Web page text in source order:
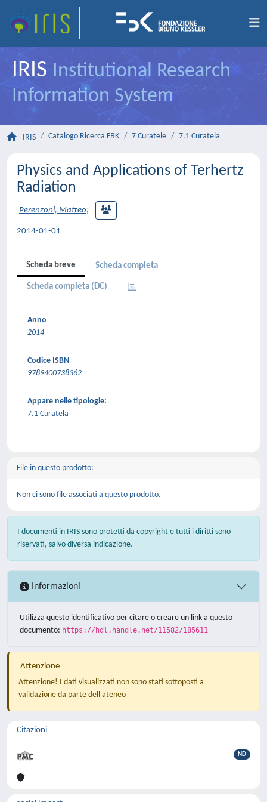
IRIS Institutional Research
Information System
IRIS Catalogo Ricerca FBK 7 Curatele 7.1 Curatela
Physics and Applications of Terhertz
Radiation
Perenzoni, Matteo;
2014-01-01
Scheda breve Scheda completa
Scheda completa (DC)
Anno
2014
Codice ISBN
9789400738362
Appare nelle tipologie:
7.1 Curatela
File in questo prodotto:
Non ci sono file associati a questo prodotto.
I documenti in IRIS sono protetti da copyright e tutti i diritti sono
riservati, salvo diversa indicazione.
Informazioni
Utilizza questo identificativo per citare o creare un link a questo
documento: https://hdl.handle.net/11582/185611
Attenzione
Attenzione! I dati visualizzati non sono stati sottoposti a
validazione da parte dell'ateneo
Citazioni
ND